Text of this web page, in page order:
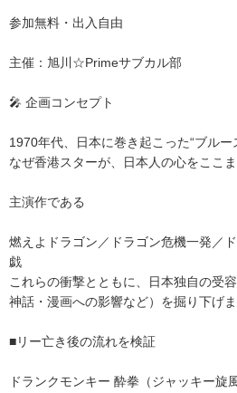
参加無料・出入自由
主催：旭川☆Primeサブカル部
🎤 企画コンセプト
1970年代、日本に巻き起こった“ブルー
なぜ香港スターが、日本人の心をここ
主演作である
燃えよドラゴン／ドラゴン危機一発／
戯
これらの衝撃とともに、日本独自の受
神話・漫画への影響など）を掘り下げま
■リー亡き後の流れを検証
ドランクモンキー 酔拳（ジャッキー旋風